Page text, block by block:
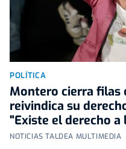
POLÍTICA
Montero cierra filas
reivindica su
"Existe el derecho a
NOTICIAS TALDEA MULTIMEDIA